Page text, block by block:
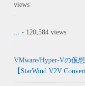
views
... - 120,584 views
VMware/Hyper-Vの仮
【StarWind V2V